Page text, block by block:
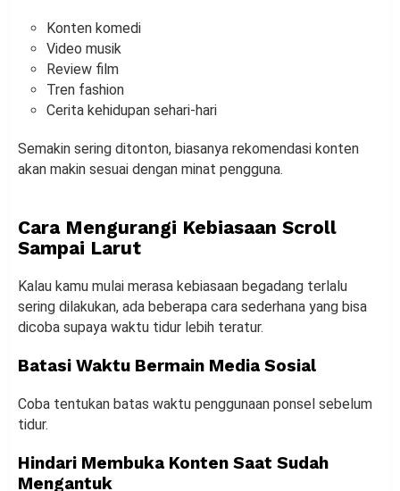
Konten komedi
Video musik
Review film
Tren fashion
Cerita kehidupan sehari-hari
Semakin sering ditonton, biasanya rekomendasi konten
akan makin sesuai dengan minat pengguna.
Cara Mengurangi Kebiasaan Scroll
Sampai Larut
Kalau kamu mulai merasa kebiasaan begadang terlalu
sering dilakukan, ada beberapa cara sederhana yang bisa
dicoba supaya waktu tidur lebih teratur.
Batasi Waktu Bermain Media Sosial
Coba tentukan batas waktu penggunaan ponsel sebelum
tidur.
Hindari Membuka Konten Saat Sudah
Mengantuk